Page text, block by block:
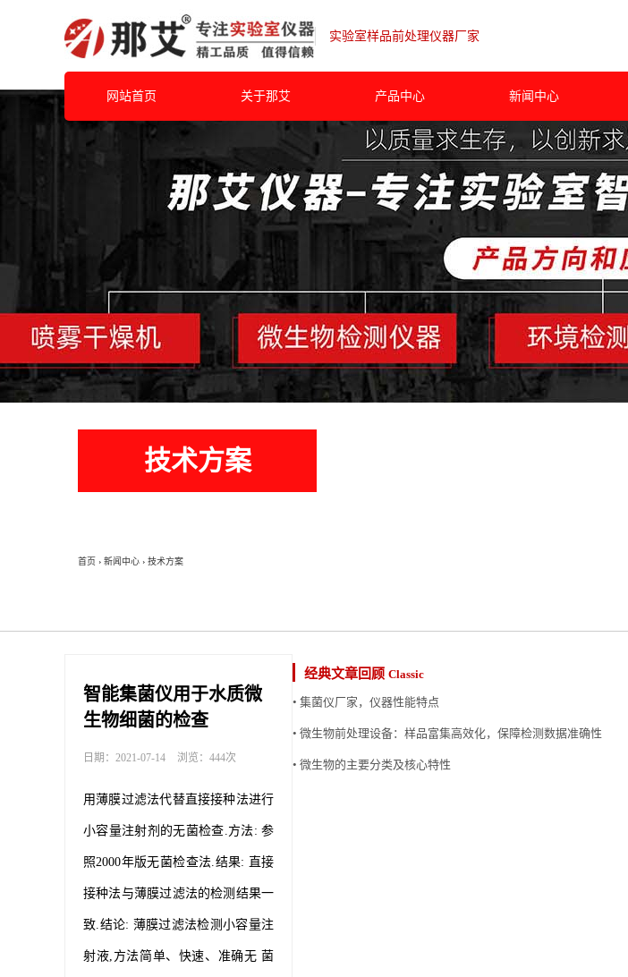
实验室样品前处理仪器厂家
网站首页 关于那艾 产品中心 新闻中心
技术方案
首页 › 新闻中心 › 技术方案
智能集菌仪用于水质微
生物细菌的检查
日期：2021-07-14 浏览：444次
用薄膜过滤法代替直接接种法进行
小容量注射剂的无菌检查.方法: 参
照2000年版无菌检查法.结果: 直接
接种法与薄膜过滤法的检测结果一
致.结论: 薄膜过滤法检测小容量注
射液,方法简单、快速、准确无 菌
经典文章回顾 Classic
• 集菌仪厂家，仪器性能特点
• 微生物前处理设备：样品富集高效化，保障检测数据准确性
• 微生物的主要分类及核心特性